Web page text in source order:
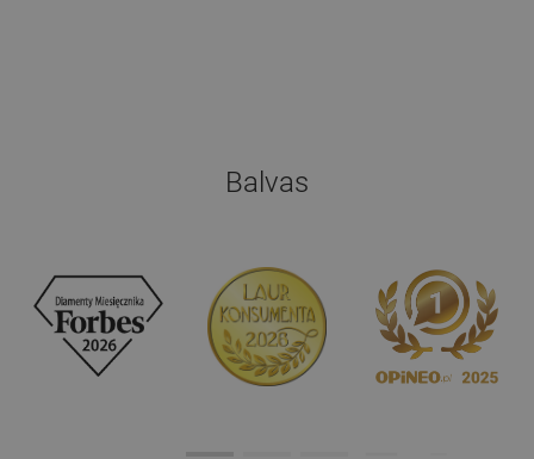
Balvas